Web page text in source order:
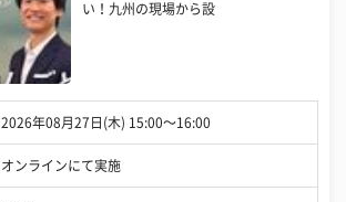
い！九州の現場から設
2026年08月27日(木) 15:00〜16:00
オンラインにて実施